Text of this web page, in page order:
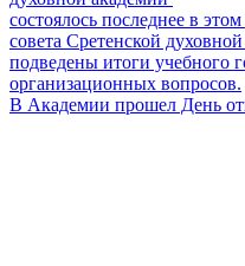
состоялось последнее в
совета Сретенской
подведены итоги учебного
организационных вопросов.
В Академии прошел День